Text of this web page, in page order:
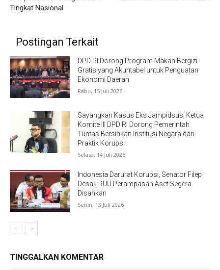
Tingkat Nasional
Postingan Terkait
DPD RI Dorong Program Makan Bergizi
Gratis yang Akuntabel untuk Penguatan
Ekonomi Daerah
Rabu, 15 Juli 2026
Sayangkan Kasus Eks Jampidsus, Ketua
Komite III DPD RI Dorong Pemerintah
Tuntas Bersihkan Institusi Negara dari
Praktik Korupsi
Selasa, 14 Juli 2026
Indonesia Darurat Korupsi, Senator Filep
Desak RUU Perampasan Aset Segera
Disahkan
Senin, 13 Juli 2026
TINGGALKAN KOMENTAR